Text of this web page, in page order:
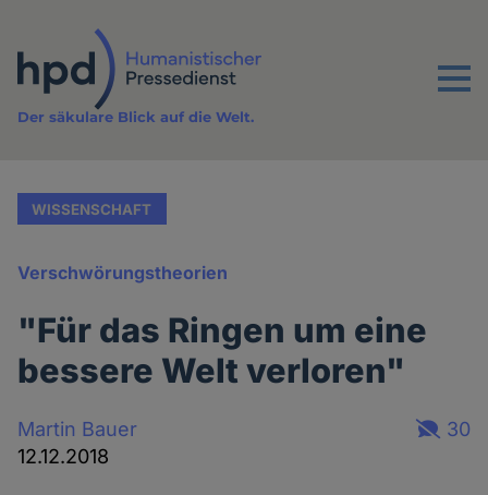
Inhalt
Menu
Der säkulare Blick auf die Welt.
WISSENSCHAFT
Verschwörungstheorien
"Für das Ringen um eine
bessere Welt verloren"
Martin Bauer
12.12.2018
30